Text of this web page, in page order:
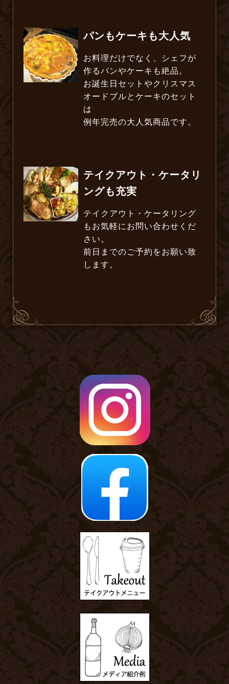
パンもケーキも大人気
お料理だけでなく、シェフが
作るパンやケーキも絶品。
お誕生日セットやクリスマス
オードブルとケーキのセット
は
例年完売の大人気商品です。
テイクアウト・ケータリ
ングも充実
テイクアウト・ケータリング
もお気軽にお問い合わせくだ
さい。
前日までのご予約をお願い致
します。